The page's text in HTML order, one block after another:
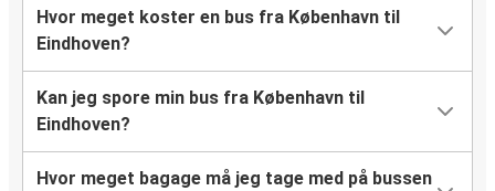
Hvor meget koster en bus fra København til
Eindhoven?
Kan jeg spore min bus fra København til
Eindhoven?
Hvor meget bagage må jeg tage med på bussen